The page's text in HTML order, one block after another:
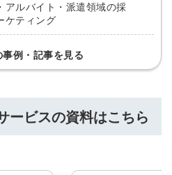
アルバイト・派遣領域の採
ケティング
例・記事を見る
ービスの資料はこちら